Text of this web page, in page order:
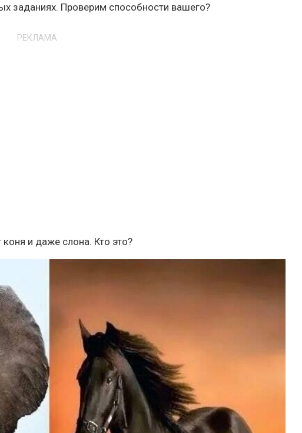
заданиях. Проверим способности вашего?
РЕКЛАМА
и даже слона. Кто это?